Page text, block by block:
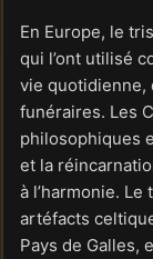
En Europe, le
qui l’ont utilisé
vie quotidienne,
funéraires. Les
philosophiques
et la
à l’harmonie.
artéfacts
Pays de Galles,